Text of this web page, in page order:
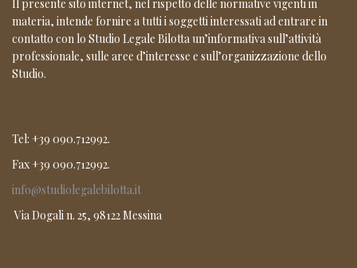
Il presente sito internet, nel rispetto delle normative vigenti in
materia, intende fornire a tutti i soggetti interessati ad entrare in
contatto con lo Studio Legale Bilotta un’informativa sull’attività
professionale, sulle aree d’interesse e sull’organizzazione dello
Studio.
Tel: +39 090.712992.
Fax +39 090.712992.
info@studiolegalebilotta.it
Via Dogali n. 25, 98122 Messina